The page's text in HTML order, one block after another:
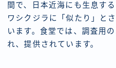
間で、日本近海にも生息す
ワシクジラに「似たり」と
います。食堂では、調査用
れ、提供されています。